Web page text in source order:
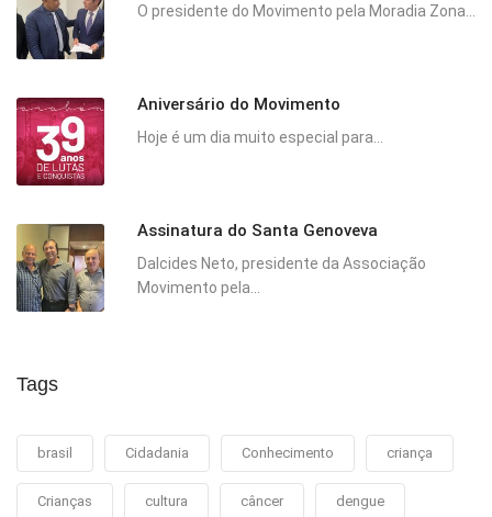
O presidente do Movimento pela Moradia Zona...
Aniversário do Movimento
Hoje é um dia muito especial para...
Assinatura do Santa Genoveva
Dalcides Neto, presidente da Associação
Movimento pela...
Tags
brasil Cidadania Conhecimento criança
Crianças cultura câncer dengue